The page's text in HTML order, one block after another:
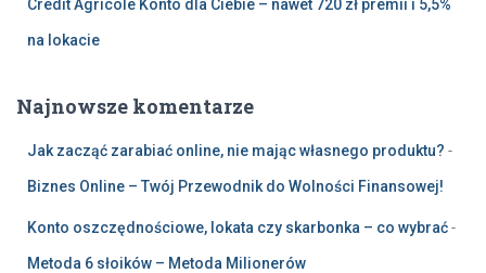
Credit Agricole Konto dla Ciebie – nawet 720 zł premii i 5,5%
na lokacie
Najnowsze komentarze
Jak zacząć zarabiać online, nie mając własnego produktu? -
Biznes Online – Twój Przewodnik do Wolności Finansowej!
Konto oszczędnościowe, lokata czy skarbonka – co wybrać-
Metoda 6 słoików – Metoda Milionerów